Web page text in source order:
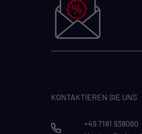
KONTAKTIEREN SIE UNS
+49 7181 938060